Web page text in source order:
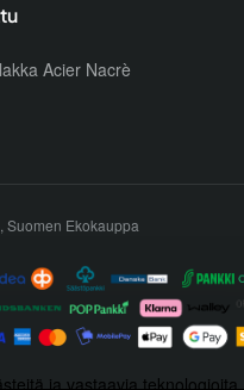
ja vastaavia teknologioita,
Acier Nacrè
Ekokauppa